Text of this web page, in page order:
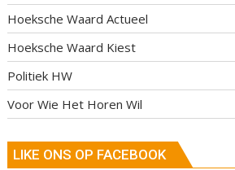
Hoeksche Waard Actueel
Hoeksche Waard Kiest
Politiek HW
Voor Wie Het Horen Wil
LIKE ONS OP FACEBOOK